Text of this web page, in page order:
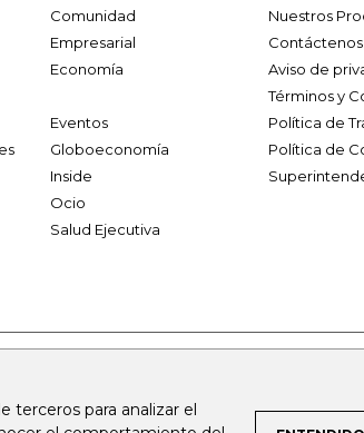
terceros para analizar el
Comunidad
Empresarial
Economía
Eventos
Globoeconomía
Inside
Ocio
Salud Ejecutiva
Nuestros
Contáctenos
Aviso de
Términos y
Política de
Política de
bolsaencolombia.com
rcnradio.com noticiasrcn.com lafm.com.co